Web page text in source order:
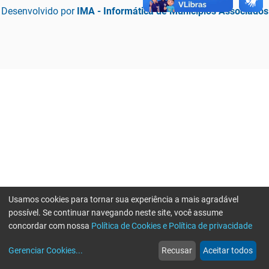
Desenvolvido por IMA - Informática de Municípios Associados
web
Notícias
more_horiz
Mais
Usamos cookies para tornar sua experiência a mais agradável
possível. Se continuar navegando neste site, você assume
concordar com nossa Política de Cookies e Política de privacidade
Gerenciar Cookies... Recusar Aceitar todos
Erro ao enviar informações, por favor tente novamente